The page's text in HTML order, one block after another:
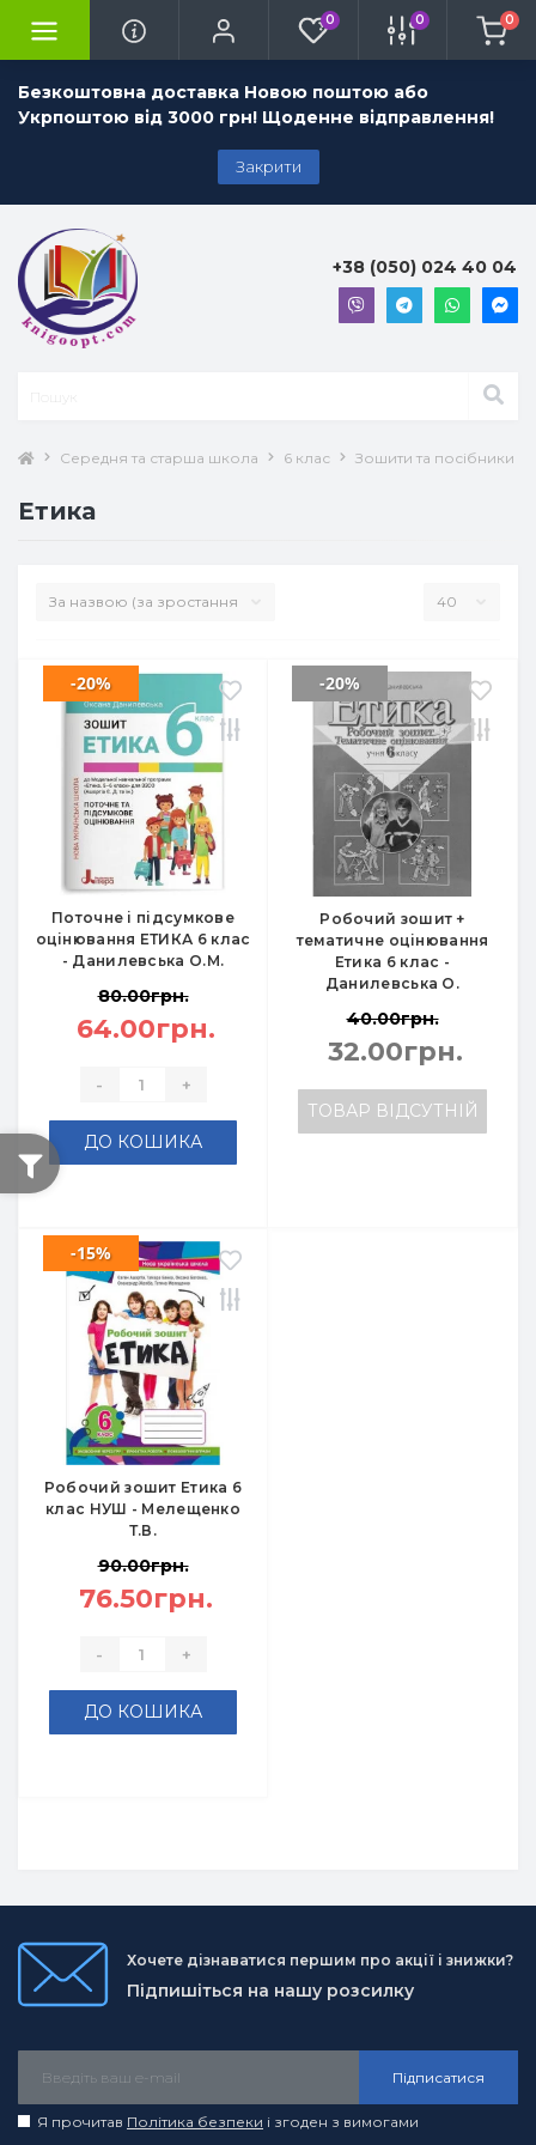
Безкоштовна доставка Новою поштою або
Укрпоштою від 3000 грн! Щоденне відправлення!
Закрити
0 0 0
+38 (050) 024 40 04
Середня та старша школа 6 клас Зошити та посібники 6
Етика
Поточне і підсумкове
оцінювання ЕТИКА 6 клас
- Данилевська О.М.
-20%
80.00грн.
64.00грн.
- +
ДО КОШИКА
Робочий зошит +
тематичне оцінювання
Етика 6 клас -
Данилевська О.
-20%
40.00грн.
32.00грн.
ТОВАР ВІДСУТНІЙ
Робочий зошит Етика 6
клас НУШ - Мелещенко
Т.В.
-15%
90.00грн.
76.50грн.
- +
ДО КОШИКА
Хочете дізнаватися першим про акції і знижки?
Підпишіться на нашу розсилку
Підписатися
Я прочитав Політика безпеки і згоден з вимогами